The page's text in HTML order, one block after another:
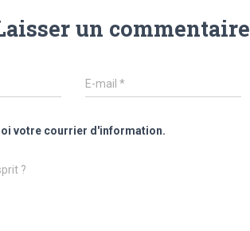
un commentaire
E-mail*
votre courrier d'information.
?